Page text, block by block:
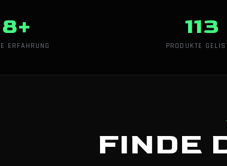
8+
ERFAHRUNG
113
PRODUKTE
FINDE